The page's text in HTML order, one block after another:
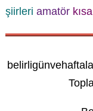
şiirleri amatör